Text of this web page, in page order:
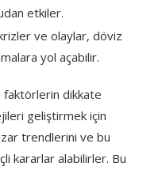
etkiler.
ve olaylar, döviz
yol açabilir.
faktörlerin dikkate
geliştirmek için
trendlerini ve bu
kararlar alabilirler. Bu